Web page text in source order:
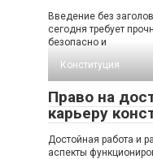
Введение без
сегодня требует
безопасно и
Конституция
Право на
карьеру
Достойная работа и
аспекты